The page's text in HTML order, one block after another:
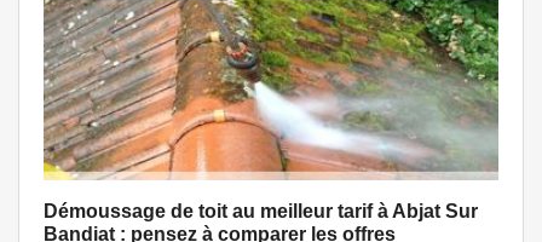
Démoussage de toit au meilleur tarif à Abjat Sur
Bandiat : pensez à comparer les offres